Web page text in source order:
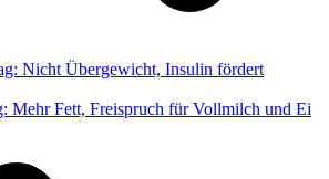
Nicht Übergewicht, Insulin fördert
Mehr Fett, Freispruch für Vollmilch und Ei